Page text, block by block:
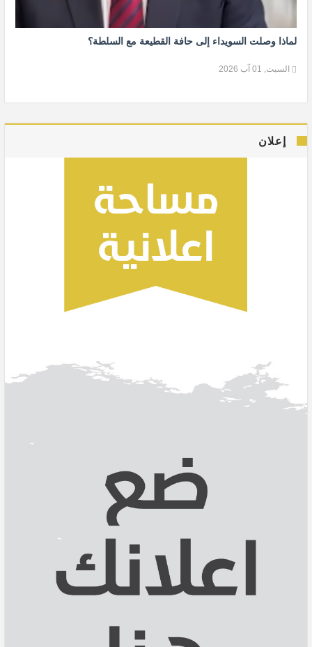
لماذا وصلت السويداء إلى حافة القطيعة مع السلطة؟
السبت, 01 آب 2026
إعلان